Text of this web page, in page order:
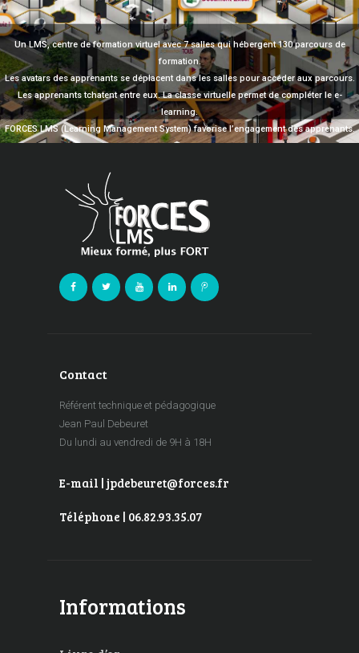
Un LMS, centre de formation virtuel avec 7 salles qui hébergent 130 parcours de
formation.
Les avatars des apprenants se déplacent dans les salles pour accéder aux parcours.
Les apprenants tchatent entre eux. La classe virtuelle permet de compléter le e-
learning.
FORCES LMS (Learning Management System) favorise l’engagement des apprenants.
Contact
Référent technique et pédagogique
Jean Paul Debeuret
Du lundi au vendredi de 9H à 18H
E-mail | jpdebeuret@forces.fr
Téléphone | 06.82.93.35.07
Informations